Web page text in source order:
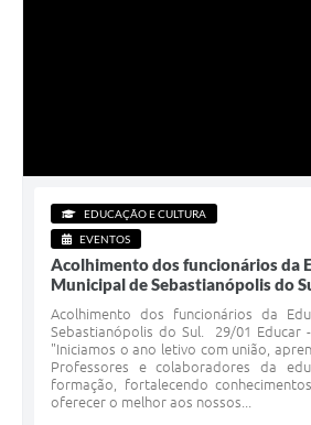
EDUCAÇÃO E CULTURA
EVENTOS
Acolhimento dos funcionários da
Municipal de Sebastianópolis do
Acolhimento dos funcionários da
Sebastianópolis do Sul. 29/01 Educar
"Iniciamos o ano letivo com união,
Professores e colaboradores da
formação, fortalecendo
oferecer o melhor aos nossos...